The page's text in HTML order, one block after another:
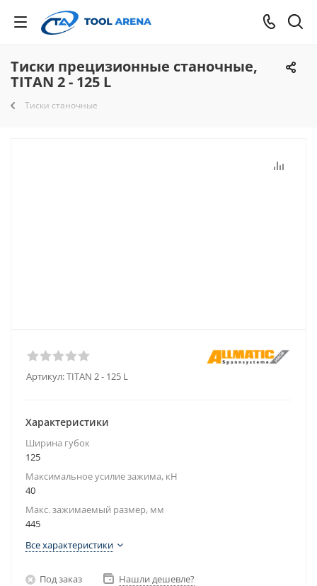
Тиски прецизионные станочные,
TITAN 2 - 125 L
Тиски станочные
Артикул:TITAN 2 - 125 L
Характеристики
Ширина губок
125
Максимальное усилие зажима, кН
40
Макс. зажимаемый размер, мм
445
Все характеристики
Под заказ Нашли дешевле?